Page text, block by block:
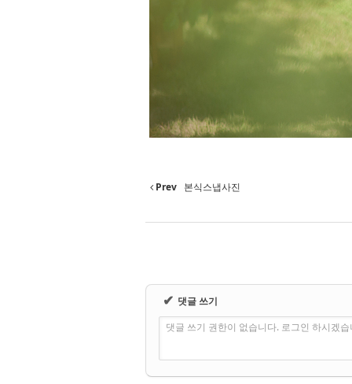
Prev 본식스냅사진
✔ 댓글 쓰기
댓글 쓰기 권한이 없습니다. 로그인 하시겠습